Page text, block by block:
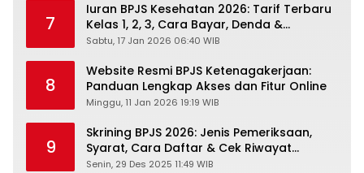
7
Iuran BPJS Kesehatan 2026: Tarif Terbaru
Kelas 1, 2, 3, Cara Bayar, Denda &
Panduan Lengkap Peserta JKN-KIS
Sabtu, 17 Jan 2026 06:40 WIB
8
Website Resmi BPJS Ketenagakerjaan:
Panduan Lengkap Akses dan Fitur Online
Minggu, 11 Jan 2026 19:19 WIB
9
Skrining BPJS 2026: Jenis Pemeriksaan,
Syarat, Cara Daftar & Cek Riwayat
Kesehatan Gratis
Senin, 29 Des 2025 11:49 WIB